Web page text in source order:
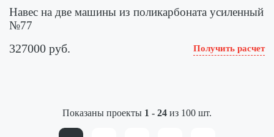
Навес на две машины из поликарбоната усиленный
№77
327000 руб. Получить расчет
Показаны проекты 1 - 24 из 100 шт.